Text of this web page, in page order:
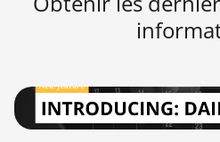
S19j Pro+ (120Th)
BITMAIN AntMiner
S21 (200Th)